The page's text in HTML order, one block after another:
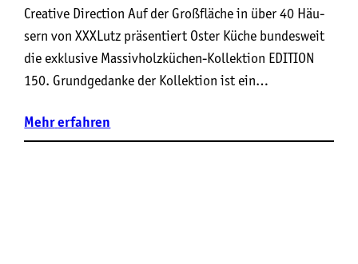
Crea­ti­ve Direction Auf der Groß­flä­che in über 40 Häu­
sern von XXXLutz prä­sen­tiert Oster Küche bun­des­weit
die exklu­si­ve Mas­siv­holz­kü­chen-Kol­lek­ti­on EDITION
150. Grund­ge­dan­ke der Kol­lek­ti­on ist ein…
Mehrerfahren